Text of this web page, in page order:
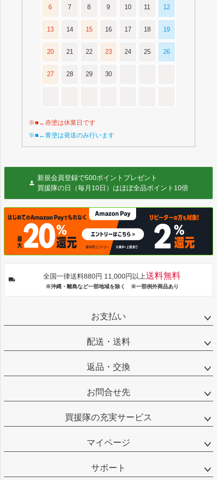
6 7 8 9 10 11 12
13 14 15 16 17 18 19
20 21 22 23 24 25 26
27 28 29 30
※■←赤塗は休業日です
※■←青塗は発送のみ行います
新規会員登録で500ポイントプレゼント
買援隊の日（毎月10日）はほぼ全品ポイント10倍
全国一律送料880円 11,000円以上送料無料
※沖縄・離島など一部地域を除く ※一部例外商品あり
お支払い
配送・送料
返品・交換
お問合せ先
買援隊の充実サービス
マイページ
サポート